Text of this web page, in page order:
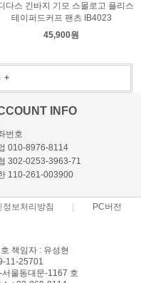
다스 긴바지 기모 스몰로고 플리스
테이퍼드커프 팬츠 IB4023
45,900원
+
INFO
번호
010-8976-8114
302-0253-3963-71
110-261-003900
정보처리방침 PC버전
책임자 : 유성현
11-25701
울동대문-1167 호